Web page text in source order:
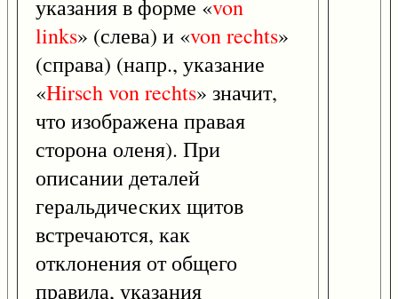
указания в форме «von
links» (слева) и «vonrechts»
(справа) (напр., указание
«Hirschvonrechts» значит,
что изображена правая
сторона оленя). При
описании деталей
геральдических щитов
встречаются, как
отклонения от общего
правила, указания